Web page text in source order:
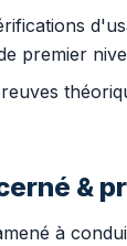
premier
&
à